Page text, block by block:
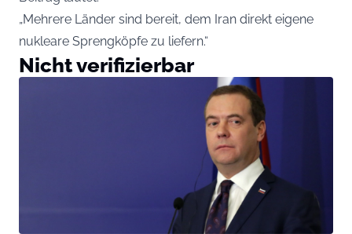
„Mehrere Länder sind bereit, dem Iran direkt eigene
nukleare Sprengköpfe zu liefern.“
Nicht verifizierbar